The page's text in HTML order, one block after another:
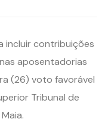
incluir contribuições
aposentadorias
(26) voto favorável
Tribunal de